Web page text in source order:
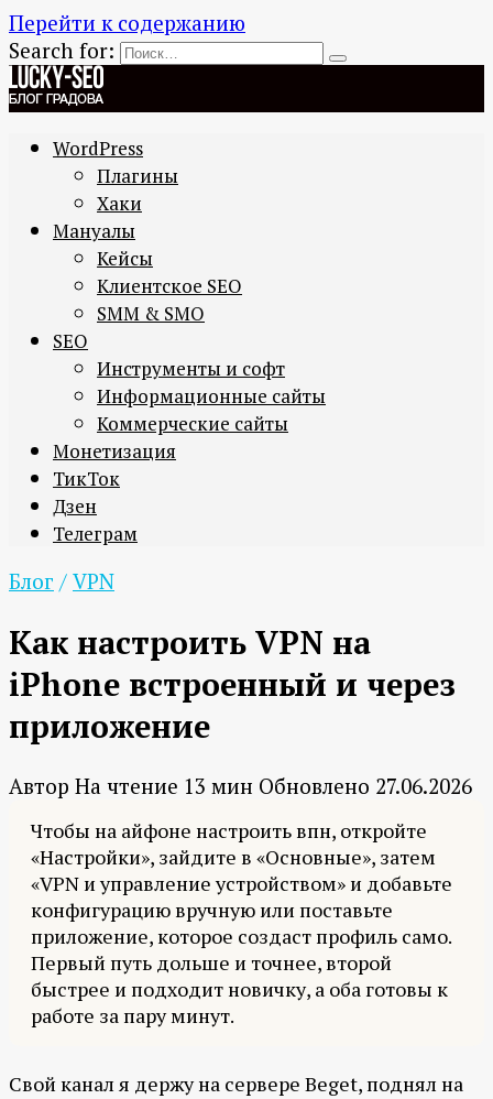
Перейти к содержанию
Search for:
WordPress
Плагины
Хаки
Мануалы
Кейсы
Клиентское SEO
SMM & SMO
SEO
Инструменты и софт
Информационные сайты
Коммерческие сайты
Монетизация
ТикТок
Дзен
Телеграм
Блог / VPN
Как настроить VPN на
iPhone встроенный и через
приложение
Автор На чтение 13 мин Обновлено 27.06.2026
Чтобы на айфоне настроить впн, откройте
«Настройки», зайдите в «Основные», затем
«VPN и управление устройством» и добавьте
конфигурацию вручную или поставьте
приложение, которое создаст профиль само.
Первый путь дольше и точнее, второй
быстрее и подходит новичку, а оба готовы к
работе за пару минут.
Свой канал я держу на сервере Beget, поднял на